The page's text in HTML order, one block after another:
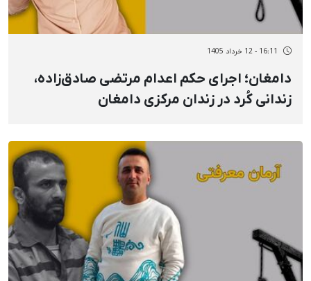
16:11 - 12 خرداد 1405
دامغان؛ اجرای حکم اعدام مرتضی صادق‌زاده،
زندانی کُرد در زندان مرکزی دامغان